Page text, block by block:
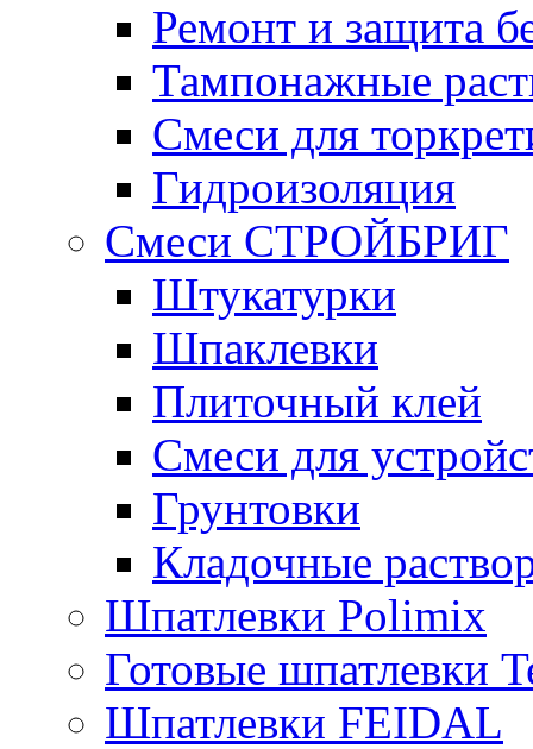
Ремонт и защита
Тампонажные
Смеси для
Гидроизоляция
Смеси СТРОЙБРИГ
Штукатурки
Шпаклевки
Плиточный клей
Смеси для
Грунтовки
Кладочные
Шпатлевки Polimix
Готовые шпатлевки
Шпатлевки FEIDAL